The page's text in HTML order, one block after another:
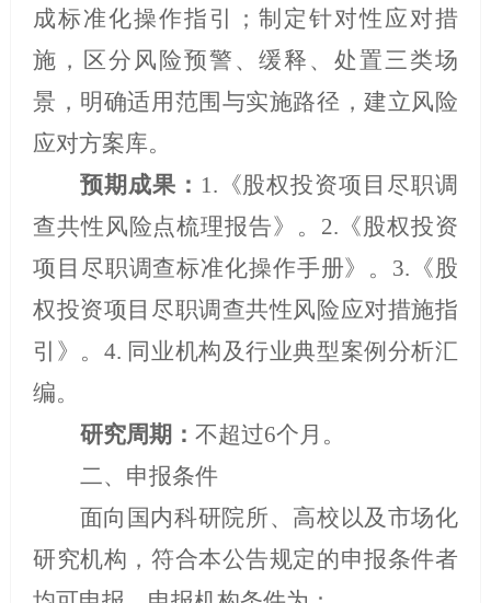
成标准化操作指引；制定针对性应对措
施，区分风险预警、缓释、处置三类场
景，明确适用范围与实施路径，建立风险
应对方案库。
预期成果： 1. 《股权投资项目尽职调
查共性风险点梳理报告》。 2. 《股权投资
项目尽职调查标准化操作手册》。 3. 《股
权投资项目尽职调查共性风险应对措施指
引》。 4. 同业机构及行业典型案例分析汇
编。
研究周期： 不超过6个月。
二、申报条件
面向国内科研院所、高校以及市场化
研究机构，符合本公告规定的申报条件者